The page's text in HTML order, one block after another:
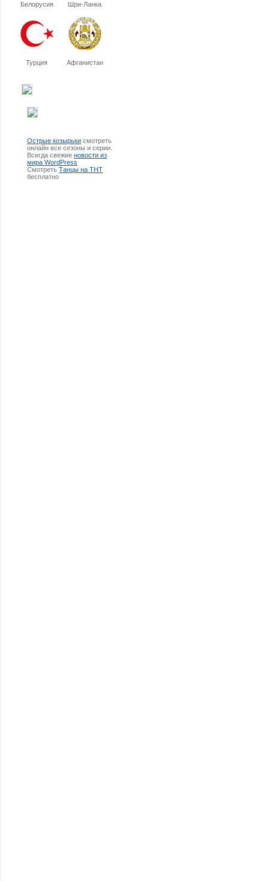
Белорусия Шри-Ланка
Турция Афганистан
Острые козырьки смотреть
онлайн все сезоны и серии.
Всегда свежие новости из
мира WordPress
Смотреть Танцы на ТНТ
бесплатно